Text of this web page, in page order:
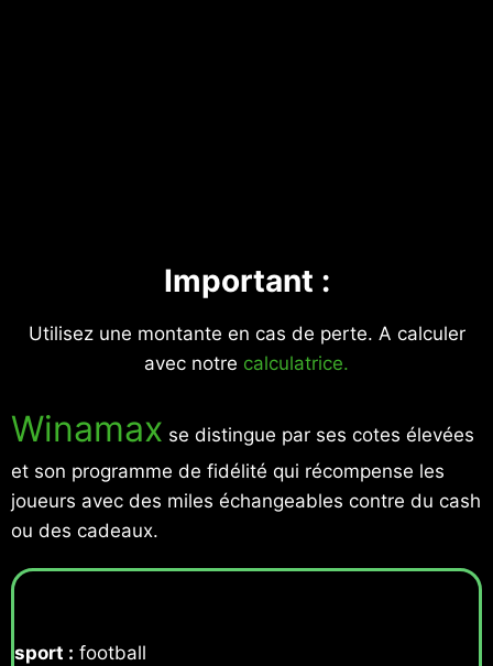
Important :
Utilisez une montante en cas de perte. A calculer
avec notre calculatrice.
Winamax se distingue par ses cotes élevées
et son programme de fidélité qui récompense les
joueurs avec des miles échangeables contre du cash
ou des cadeaux.
sport : football